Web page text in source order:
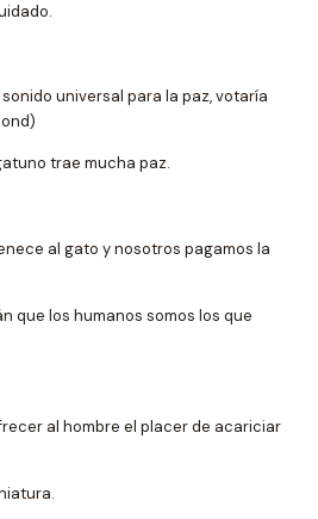
universal para la paz, votaría
trae mucha paz.
al gato y nosotros pagamos la
que los humanos somos los que
al hombre el placer de acariciar